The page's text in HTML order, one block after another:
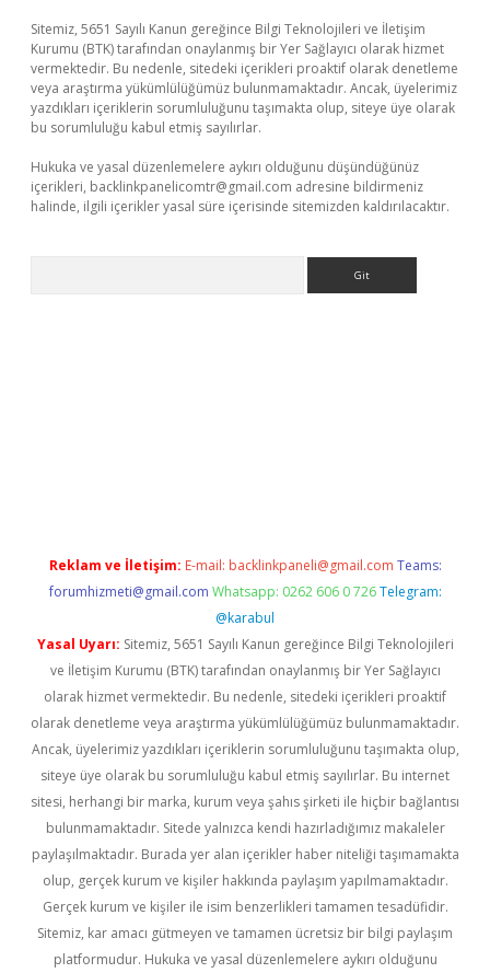
Sitemiz, 5651 Sayılı Kanun gereğince Bilgi Teknolojileri ve İletişim
Kurumu (BTK) tarafından onaylanmış bir Yer Sağlayıcı olarak hizmet
vermektedir. Bu nedenle, sitedeki içerikleri proaktif olarak denetleme
veya araştırma yükümlülüğümüz bulunmamaktadır. Ancak, üyelerimiz
yazdıkları içeriklerin sorumluluğunu taşımakta olup, siteye üye olarak
bu sorumluluğu kabul etmiş sayılırlar.
Hukuka ve yasal düzenlemelere aykırı olduğunu düşündüğünüz
içerikleri, backlinkpanelicomtr@gmail.com adresine bildirmeniz
halinde, ilgili içerikler yasal süre içerisinde sitemizden kaldırılacaktır.
Reklam ve İletişim: E-mail: backlinkpaneli@gmail.com Teams:
forumhizmeti@gmail.com Whatsapp: 0262 606 0 726 Telegram:
@karabul
Yasal Uyarı: Sitemiz, 5651 Sayılı Kanun gereğince Bilgi Teknolojileri
ve İletişim Kurumu (BTK) tarafından onaylanmış bir Yer Sağlayıcı
olarak hizmet vermektedir. Bu nedenle, sitedeki içerikleri proaktif
olarak denetleme veya araştırma yükümlülüğümüz bulunmamaktadır.
Ancak, üyelerimiz yazdıkları içeriklerin sorumluluğunu taşımakta olup,
siteye üye olarak bu sorumluluğu kabul etmiş sayılırlar. Bu internet
sitesi, herhangi bir marka, kurum veya şahıs şirketi ile hiçbir bağlantısı
bulunmamaktadır. Sitede yalnızca kendi hazırladığımız makaleler
paylaşılmaktadır. Burada yer alan içerikler haber niteliği taşımamakta
olup, gerçek kurum ve kişiler hakkında paylaşım yapılmamaktadır.
Gerçek kurum ve kişiler ile isim benzerlikleri tamamen tesadüfidir.
Sitemiz, kar amacı gütmeyen ve tamamen ücretsiz bir bilgi paylaşım
platformudur. Hukuka ve yasal düzenlemelere aykırı olduğunu